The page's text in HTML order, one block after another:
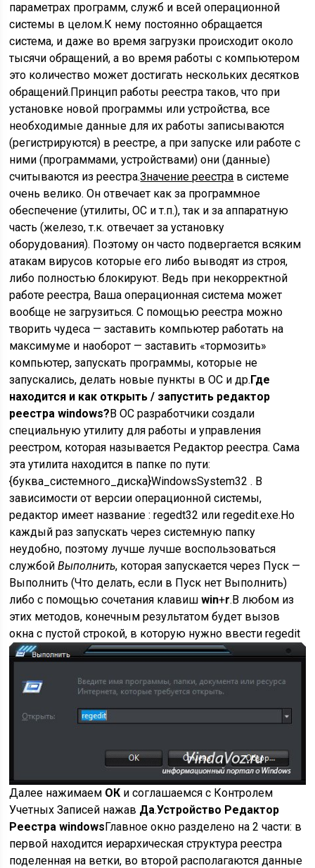
параметрах программ, служб и всей операционной
системы в целом.К нему постоянно обращается
система, и даже во время загрузки происходит около
тысячи обращений, а во время работы с компьютером
это количество может достигать нескольких десятков
обращений.Принцип работы реестра таков, что при
установке новой программы или устройства, все
необходимые данные для их работы записываются
(регистрируются) в реестре, а при запуске или работе с
ними (программами, устройствами) они (данные)
считываются из реестра.Значение реестра в системе
очень велико. Он отвечает как за программное
обеспечение (утилиты, ОС и т.п.), так и за аппаратную
часть (железо, т.к. отвечает за установку
оборудования). Поэтому он часто подвергается всяким
атакам вирусов которые его либо выводят из строя,
либо полностью блокируют. Ведь при некорректной
работе реестра, Ваша операционная система может
вообще не загрузиться. С помощью реестра можно
творитьчудеса — заставить компьютер работать на
максимуме и наоборот — заставить «тормозить»
компьютер, запускать программы, которые не
запускались, делать новые пункты в ОС и др.Где
находится и как открыть / запустить редактор
реестра windows?В ОС разработчики создали
специальную утилиту для работы и управления
реестром, которая называется Редактор реестра. Сама
эта утилита находится в папке по пути:
{буква_системного_диска}WindowsSystem32 . В
зависимости от версии операционной системы,
редактор имеет название :regedt32 илиregedit.exe.Но
каждый раз запускать через системную папку
неудобно, поэтому лучше лучше воспользоваться
службойВыполнить, которая запускается через Пуск —
Выполнить (Что делать, если в Пуск нет Выполнить)
либо с помощью сочетания клавишwin+r.В любом из
этих методов, конечным результатом будет вызов
окна с пустой строкой, в которую нужно ввестиregedit
Далее нажимаем ОК и соглашаемся с Контролем
Учетных Записей нажав Да.Устройство Редактор
Реестра windowsГлавное окно разделено на 2 части: в
первой находится иерархическая структура реестра
поделенная на ветки, во второй располагаются данные